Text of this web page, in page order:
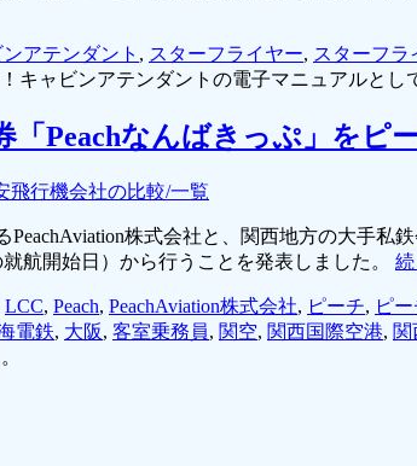
アテンダント , スターフライヤー, スターフラ
キャビンアテンダントの電子マニュアルとし
Peachなんばきっぷ」をピ
飛行機会社の比較/一覧
PeachAviation株式会社と、関西地方の大手
航開始日）から行うことを発表しました。
LCC, Peach, PeachAviation株式会社, ピーチ, ピ
電鉄, 大阪, 客室乗務員, 関空, 関西国際空港, 関